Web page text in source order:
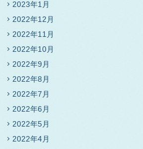
2023年1月
2022年12月
2022年11月
2022年10月
2022年9月
2022年8月
2022年7月
2022年6月
2022年5月
2022年4月